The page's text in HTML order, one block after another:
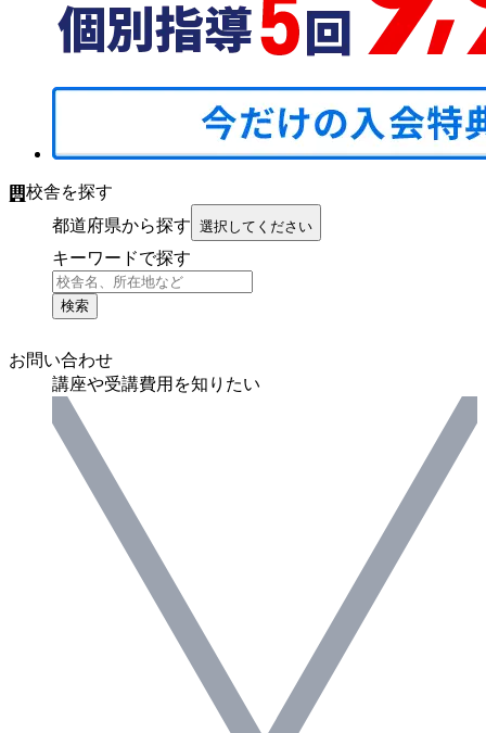
校舎を探す
都道府県から探す 選択してください
キーワードで探す
検索
お問い合わせ
講座や受講費用を知りたい